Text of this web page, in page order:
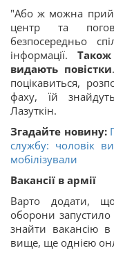
"Або ж можна
центр та
безпосередньо
інформації.
видають повістки
поцікавиться,
фаху, їй
Лазуткін.
Згадайте новину:
службу: чоловік
мобілізували
Вакансії в армії
Варто додати,
оборони запустило
знайти вакансію
вище, ще однією